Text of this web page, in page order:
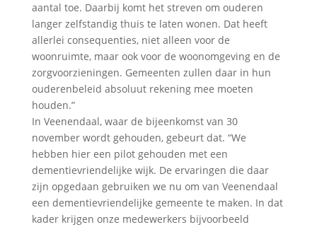
aantal toe. Daarbij komt het streven om ouderen
langer zelfstandig thuis te laten wonen. Dat heeft
allerlei consequenties, niet alleen voor de
woonruimte, maar ook voor de woonomgeving en de
zorgvoorzieningen. Gemeenten zullen daar in hun
ouderenbeleid absoluut rekening mee moeten
houden.”
In Veenendaal, waar de bijeenkomst van 30
november wordt gehouden, gebeurt dat. “We
hebben hier een pilot gehouden met een
dementievriendelijke wijk. De ervaringen die daar
zijn opgedaan gebruiken we nu om van Veenendaal
een dementievriendelijke gemeente te maken. In dat
kader krijgen onze medewerkers bijvoorbeeld